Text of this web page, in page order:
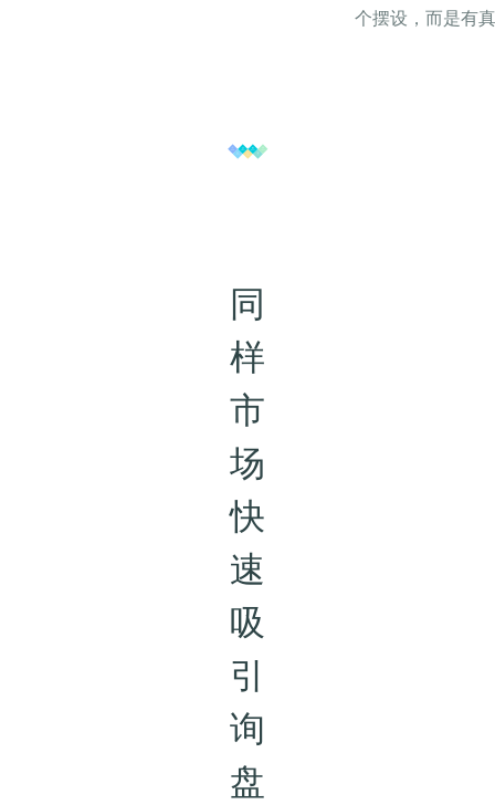
个摆设，而是有
同
样
市
场
快
速
吸
引
询
盘